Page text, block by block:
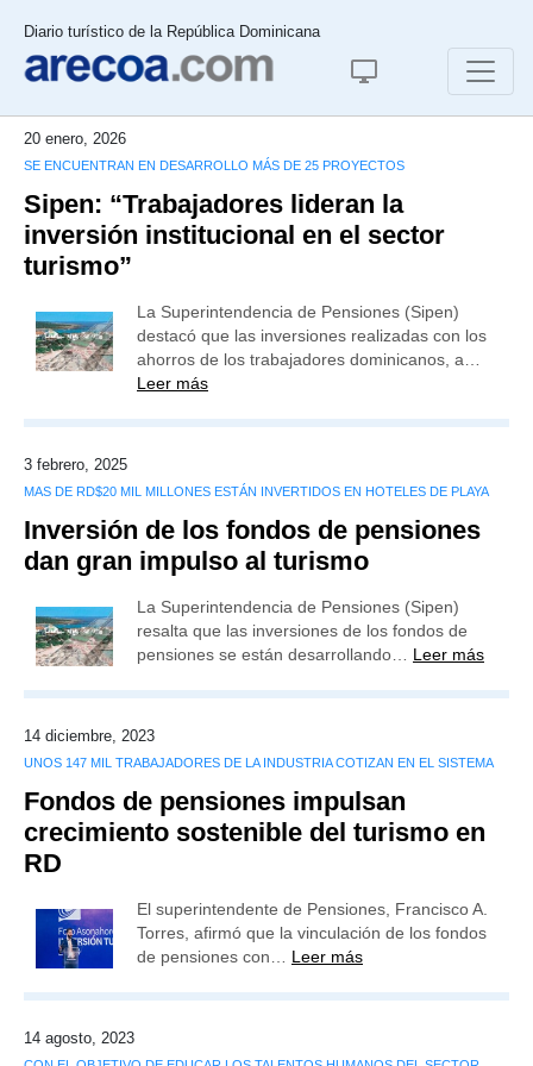
Diario turístico de la República Dominicana
20 enero, 2026
SE ENCUENTRAN EN DESARROLLO MÁS DE 25 PROYECTOS
Sipen: “Trabajadores lideran la
inversión institucional en el sector
turismo”
La Superintendencia de Pensiones (Sipen)
destacó que las inversiones realizadas con los
ahorros de los trabajadores dominicanos, a…
Leer más
3 febrero, 2025
MAS DE RD$20 MIL MILLONES ESTÁN INVERTIDOS EN HOTELES DE PLAYA
Inversión de los fondos de pensiones
dan gran impulso al turismo
La Superintendencia de Pensiones (Sipen)
resalta que las inversiones de los fondos de
pensiones se están desarrollando… Leer más
14 diciembre, 2023
UNOS 147 MIL TRABAJADORES DE LA INDUSTRIA COTIZAN EN EL SISTEMA
Fondos de pensiones impulsan
crecimiento sostenible del turismo en
RD
El superintendente de Pensiones, Francisco A.
Torres, afirmó que la vinculación de los fondos
de pensiones con… Leer más
14 agosto, 2023